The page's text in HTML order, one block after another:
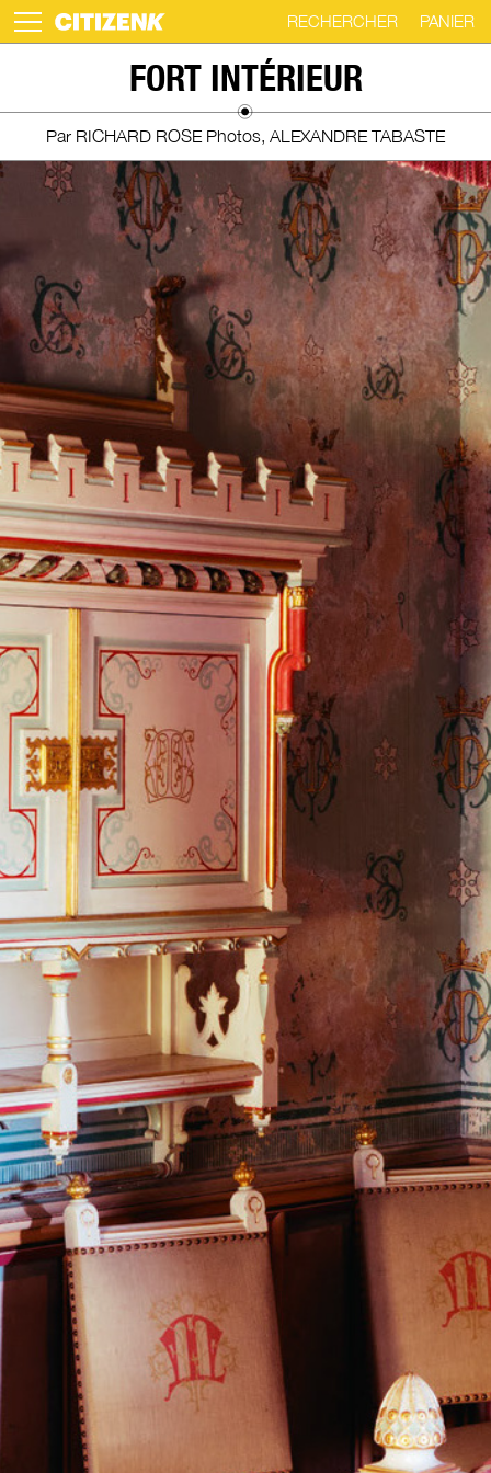
RECHERCHER PANIER
FORT INTÉRIEUR
Par RICHARD ROSE Photos, ALEXANDRE TABASTE